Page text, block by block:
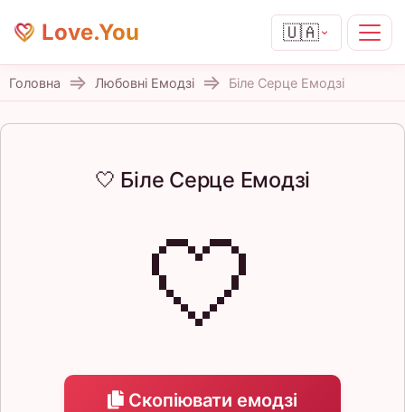
Love.You 🇺🇦
Головна Любовні Емодзі Біле Серце Емодзі
🤍 Біле Серце Емодзі
🤍
Скопіювати емодзі